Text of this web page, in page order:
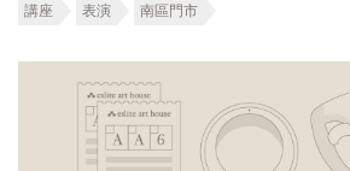
講座 表演 南區門市